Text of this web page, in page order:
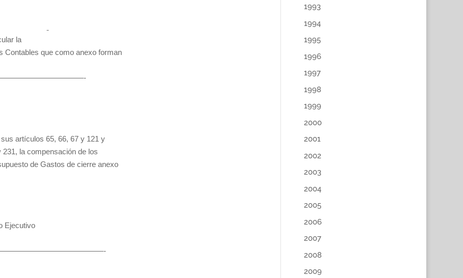
la
Contables que como anexo forman
artículos 65, 66, 67 y 121 y
la compensación de los
de Gastos de cierre anexo
Ejecutivo
1993
1994
1995
1996
1997
1998
1999
2000
2001
2002
2003
2004
2005
2006
2007
2008
2009